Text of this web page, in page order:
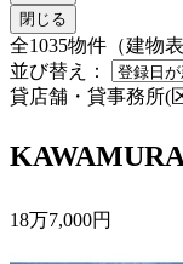
閉じる
全1035物件（建物
並び替え：
貸店舗・貸事務所(
18万7,000円